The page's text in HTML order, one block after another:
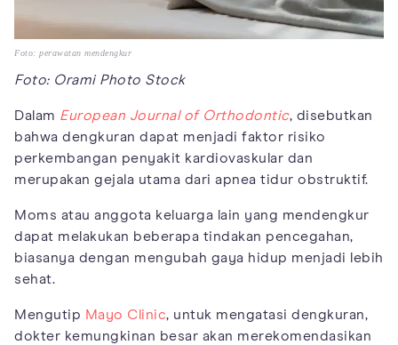
Foto: perawatan mendengkur
Foto: Orami Photo Stock
Dalam European Journal of Orthodontic, disebutkan
bahwa dengkuran dapat menjadi faktor risiko
perkembangan penyakit kardiovaskular dan
merupakan gejala utama dari apnea tidur obstruktif.
Moms atau anggota keluarga lain yang mendengkur
dapat melakukan beberapa tindakan pencegahan,
biasanya dengan mengubah gaya hidup menjadi lebih
sehat.
Mengutip Mayo Clinic, untuk mengatasi dengkuran,
dokter kemungkinan besar akan merekomendasikan